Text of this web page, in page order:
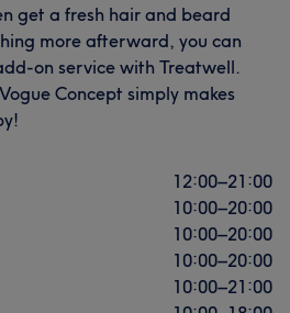
get a fresh hair and beard
more afterward, you can
on service with Treatwell.
Concept simply makes
12:00–21:00
10:00–20:00
10:00–20:00
10:00–20:00
10:00–21:00